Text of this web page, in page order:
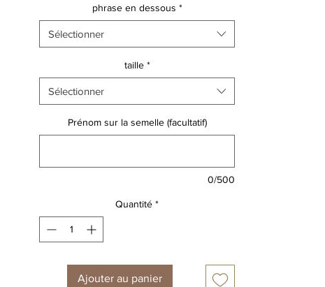
phrase en dessous *
Sélectionner
taille *
Sélectionner
Prénom sur la semelle (facultatif)
0/500
Quantité *
Ajouter au panier